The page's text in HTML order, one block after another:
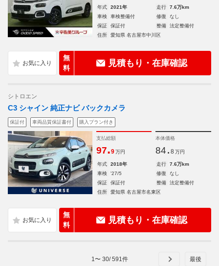
年式 2021年 走行
7.6万km
車検
車検整備付 修復
なし
保証
保証付 整備
法定整備付
住所
愛知県 名古屋市中川区
無
料
見積もり・在庫確認
シトロエン
C3 シャイン 純正ナビ バックカメラ
保証付 車両品質保証書付 購入プラン付き
支払総額
97.9 万円
本体価格
84. 8 万円
年式 2018年 走行
7.6万km
車検
'27/5 修復
なし
保証
保証付 整備
法定整備付
住所
愛知県 名古屋市名東区
無
料
見積もり・在庫確認
1 〜 30/591 件